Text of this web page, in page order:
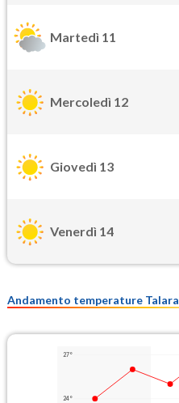
Martedì 11
Mercoledì 12
Giovedì 13
Venerdì 14
Andamento temperature Talara
27°
24°